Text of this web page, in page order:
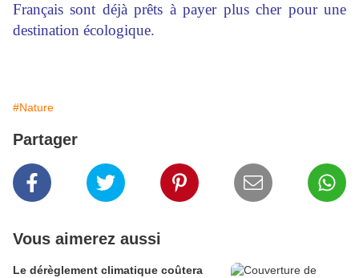
Français sont déjà prêts à payer plus cher pour une
destination écologique.
#Nature
Partager
Vous aimerez aussi
Le dérèglement climatique coûtera